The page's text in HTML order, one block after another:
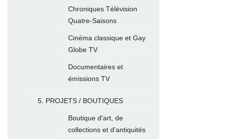
Chroniques Télévision
Quatre-Saisons
Cinéma classique et Gay
Globe TV
Documentaires et
émissions TV
5. PROJETS / BOUTIQUES
Boutique d'art, de
collections et d'antiquités